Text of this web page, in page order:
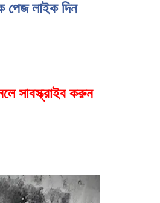
পেজ লাইক দিন
সাবস্ক্রাইব করুন